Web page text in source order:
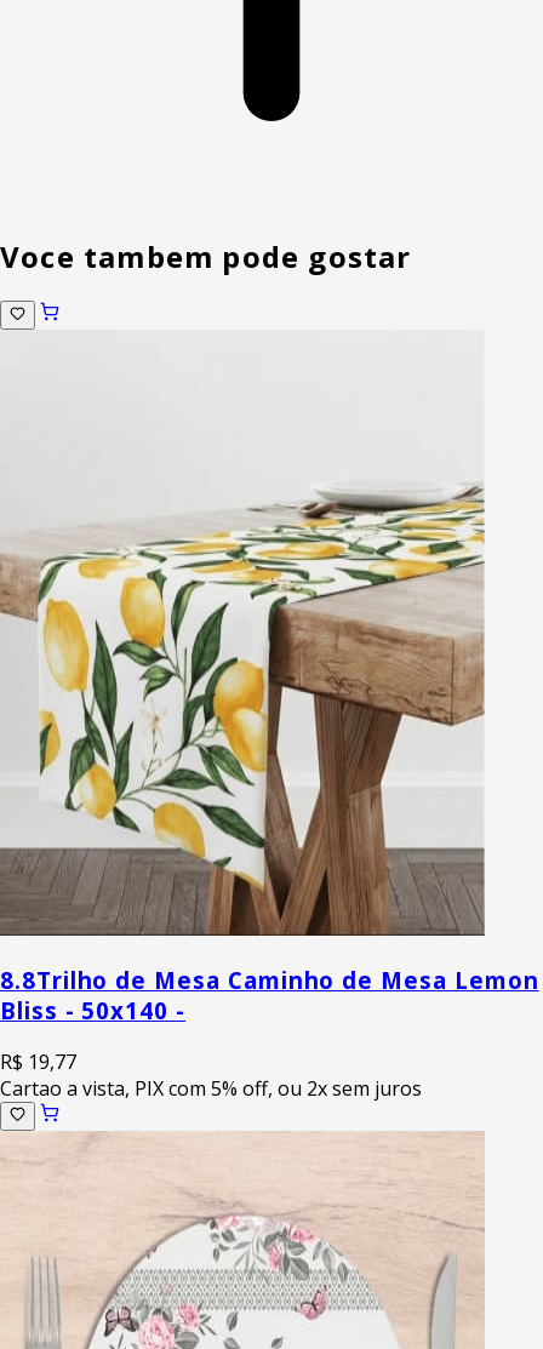
Voce tambem pode gostar
8.8Trilho de Mesa Caminho de Mesa Lemon
Bliss - 50x140 -
R$ 19,77
Cartao a vista, PIX com 5% off, ou 2x sem juros